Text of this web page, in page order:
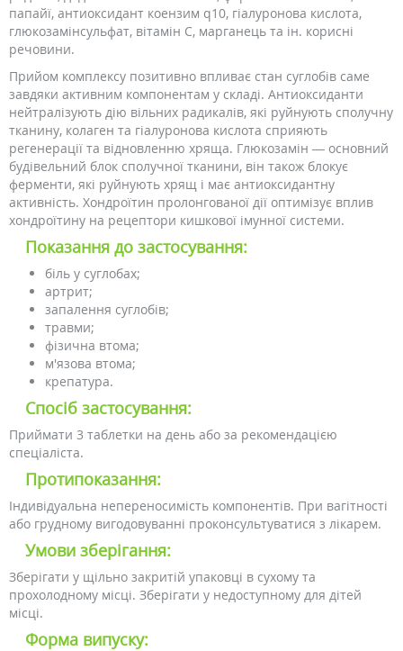
папайї, антиоксидант коензим q10, гіалуронова кислота,
глюкозамінсульфат, вітамін С, марганець та ін. корисні
речовини.
Прийом комплексу позитивно впливає стан суглобів саме
завдяки активним компонентам у складі. Антиоксиданти
нейтралізують дію вільних радикалів, які руйнують сполучну
тканину, колаген та гіалуронова кислота сприяють
регенерації та відновленню хряща. Глюкозамін — основний
будівельний блок сполучної тканини, він також блокує
ферменти, які руйнують хрящ і має антиоксидантну
активність. Хондроїтин пролонгованої дії оптимізує вплив
хондроїтину на рецептори кишкової імунної системи.
Показання до застосування:
біль у суглобах;
артрит;
запалення суглобів;
травми;
фізична втома;
м'язова втома;
крепатура.
Спосіб застосування:
Приймати 3 таблетки на день або за рекомендацією
спеціаліста.
Протипоказання:
Індивідуальна непереносимість компонентів. При вагітності
або грудному вигодовуванні проконсультуватися з лікарем.
Умови зберігання:
Зберігати у щільно закритій упаковці в сухому та
прохолодному місці. Зберігати у недоступному для дітей
місці.
Форма випуску: